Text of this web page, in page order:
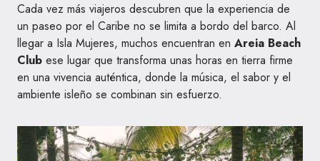
Cada vez más viajeros descubren que la experiencia de
un paseo por el Caribe no se limita a bordo del barco. Al
llegar a Isla Mujeres, muchos encuentran en Areia Beach
Club ese lugar que transforma unas horas en tierra firme
en una vivencia auténtica, donde la música, el sabor y el
ambiente isleño se combinan sin esfuerzo.